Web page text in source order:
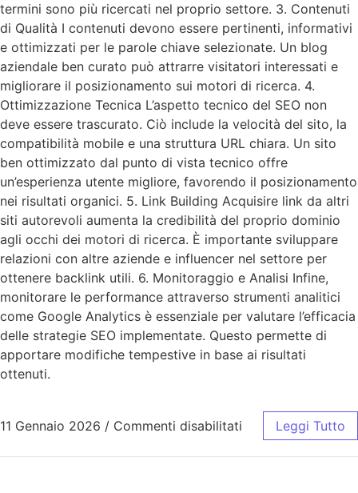
termini sono più ricercati nel proprio settore. 3. Contenuti
di Qualità I contenuti devono essere pertinenti, informativi
e ottimizzati per le parole chiave selezionate. Un blog
aziendale ben curato può attrarre visitatori interessati e
migliorare il posizionamento sui motori di ricerca. 4.
Ottimizzazione Tecnica L’aspetto tecnico del SEO non
deve essere trascurato. Ciò include la velocità del sito, la
compatibilità mobile e una struttura URL chiara. Un sito
ben ottimizzato dal punto di vista tecnico offre
un’esperienza utente migliore, favorendo il posizionamento
nei risultati organici. 5. Link Building Acquisire link da altri
siti autorevoli aumenta la credibilità del proprio dominio
agli occhi dei motori di ricerca. È importante sviluppare
relazioni con altre aziende e influencer nel settore per
ottenere backlink utili. 6. Monitoraggio e Analisi Infine,
monitorare le performance attraverso strumenti analitici
come Google Analytics è essenziale per valutare l’efficacia
delle strategie SEO implementate. Questo permette di
apportare modifiche tempestive in base ai risultati
ottenuti.
11 Gennaio 2026 / Commenti disabilitati Leggi Tutto